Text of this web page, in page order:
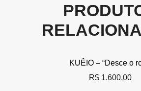
KUÊIO – “Desce o
R$1.600,00